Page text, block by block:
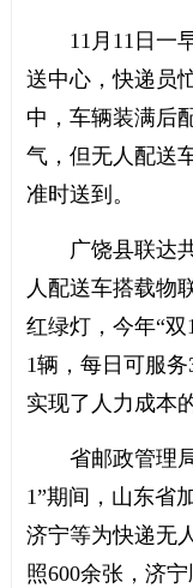
11月11日一早
送中心，快递员
中，车辆装满后
气，但无人配送
准时送到。
广饶县联达共
人配送车搭载物
红绿灯，今年“
1辆，每日可服
实现了人力成本
省邮政管理局
1”期间，山东省
济宁等为快递无
照600余张，济